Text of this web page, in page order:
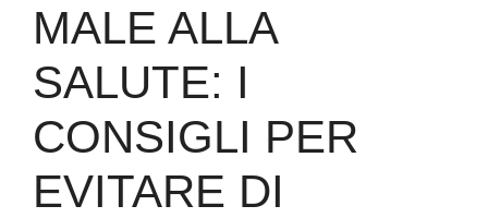
MALE ALLA
SALUTE: I
CONSIGLI PER
EVITARE DI